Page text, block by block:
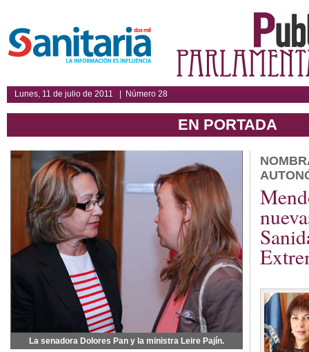
Lunes, 11 de julio de 2011 | Número 28
EN PORTADA
La senadora Dolores Pan y la ministra Leire Pajín.